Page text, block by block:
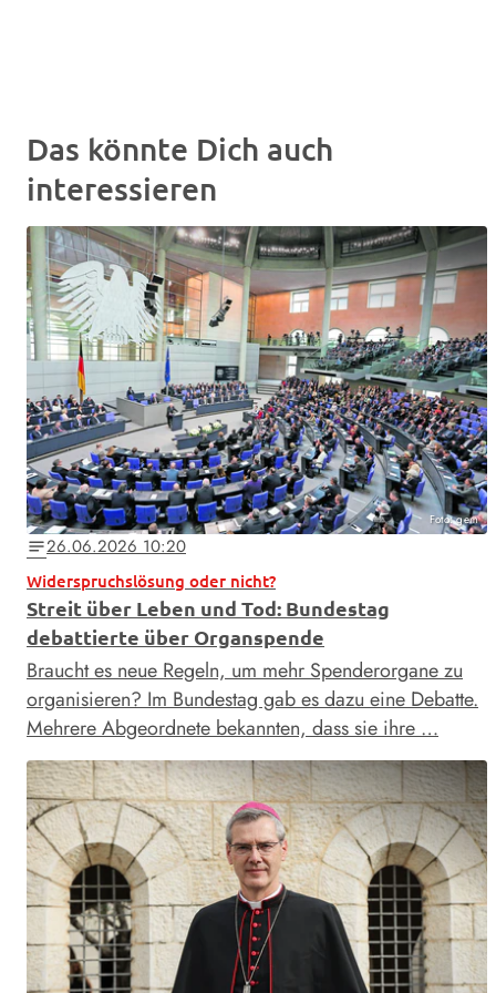
Das könnte Dich auch
interessieren
Foto: gem
notes26.06.2026 10:20
Widerspruchslösung oder nicht?
Streit über Leben und Tod: Bundestag
debattierte über Organspende
Braucht es neue Regeln, um mehr Spenderorgane zu
organisieren? Im Bundestag gab es dazu eine Debatte.
Mehrere Abgeordnete bekannten, dass sie ihre …